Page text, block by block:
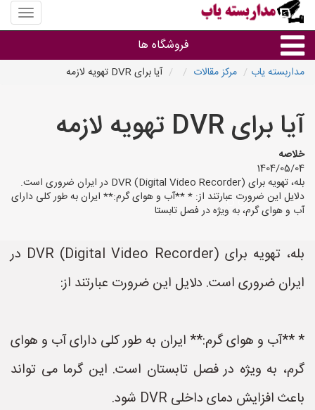
منوی
سایت
یاب
فروشگاه ها
براساس برند
فروشندگان دوربین مداربسته
مداربسته یاب مرکز مقالات آیا برای DVR تهویه لازمه
آیا برای DVR تهویه لازمه
خلاصه
1404/05/04
بله، تهویه برای DVR (Digital Video Recorder) در ایران ضروری است.
دلایل این ضرورت عبارتند از: * **آب و هوای گرم:** ایران به طور کلی دارای
آب و هوای گرم، به ویژه در فصل تابستا
بله، تهویه برای DVR (Digital Video Recorder) در
ایران ضروری است. دلایل این ضرورت عبارتند از:
* **آب و هوای گرم:** ایران به طور کلی دارای آب و هوای
گرم، به ویژه در فصل تابستان است. این گرما می تواند
باعث افزایش دمای داخلی DVR شود.